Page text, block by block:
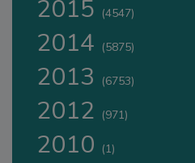
2015 (4547)
2014 (5875)
2013 (6753)
2012 (971)
2010 (1)